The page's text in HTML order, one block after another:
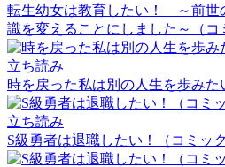
転生幼女は教育したい！ ～前世
識を変えることにしました～（
立ち読み
時を戻った私は別の人生を歩み
立ち読み
S級勇者は退職したい！（コミ